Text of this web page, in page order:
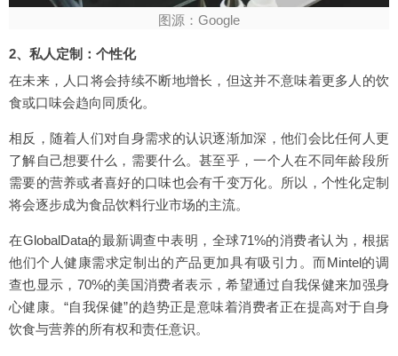
图源：Google
2、私人定制：个性化
在未来，人口将会持续不断地增长，但这并不意味着更多人的饮
食或口味会趋向同质化。
相反，随着人们对自身需求的认识逐渐加深，他们会比任何人更
了解自己想要什么，需要什么。甚至乎，一个人在不同年龄段所
需要的营养或者喜好的口味也会有千变万化。所以，个性化定制
将会逐步成为食品饮料行业市场的主流。
在GlobalData的最新调查中表明，全球71%的消费者认为，根据
他们个人健康需求定制出的产品更加具有吸引力。而Mintel的调
查也显示，70%的美国消费者表示，希望通过自我保健来加强身
心健康。“自我保健”的趋势正是意味着消费者正在提高对于自身
饮食与营养的所有权和责任意识。